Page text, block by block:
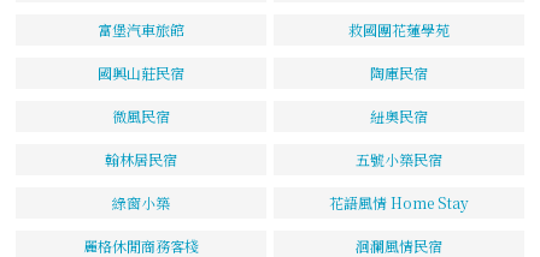
富堡汽車旅館 救國團花蓮學苑
國興山莊民宿 陶庫民宿
微風民宿 紐奧民宿
翰林居民宿 五號小築民宿
綠窗小築 花語風情 Home Stay
麗格休閒商務客棧 洄瀾風情民宿